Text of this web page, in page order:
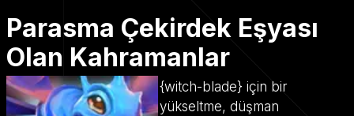
Parasma Çekirdek Eşyası
Olan Kahramanlar
{witch-blade} için bir
yükseltme, düşman